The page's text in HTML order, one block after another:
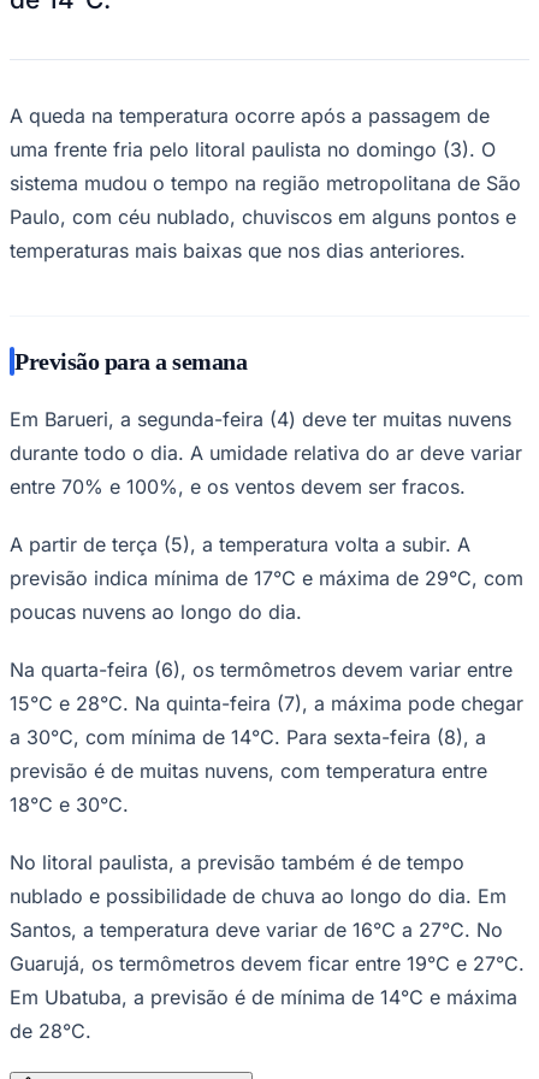
NBA
MLB
NHL
Atletismo
Vôlei
Competições de Futebol
Copa do Brasil
Libertadores
Copa América
Champions League
Premier League
La Liga
A queda na temperatura ocorre após a passagem de
uma frente fria pelo litoral paulista no domingo (3). O
sistema mudou o tempo na região metropolitana de São
Paulo, com céu nublado, chuviscos em alguns pontos e
temperaturas mais baixas que nos dias anteriores.
Previsão para a semana
Em Barueri, a segunda-feira (4) deve ter muitas nuvens
durante todo o dia. A umidade relativa do ar deve variar
entre 70% e 100%, e os ventos devem ser fracos.
A partir de terça (5), a temperatura volta a subir. A
previsão indica mínima de 17°C e máxima de 29°C, com
poucas nuvens ao longo do dia.
Na quarta-feira (6), os termômetros devem variar entre
15°C e 28°C. Na quinta-feira (7), a máxima pode chegar
a 30°C, com mínima de 14°C. Para sexta-feira (8), a
previsão é de muitas nuvens, com temperatura entre
18°C e 30°C.
No litoral paulista, a previsão também é de tempo
nublado e possibilidade de chuva ao longo do dia. Em
Santos, a temperatura deve variar de 16°C a 27°C. No
Guarujá, os termômetros devem ficar entre 19°C e 27°C.
Em Ubatuba, a previsão é de mínima de 14°C e máxima
de 28°C.